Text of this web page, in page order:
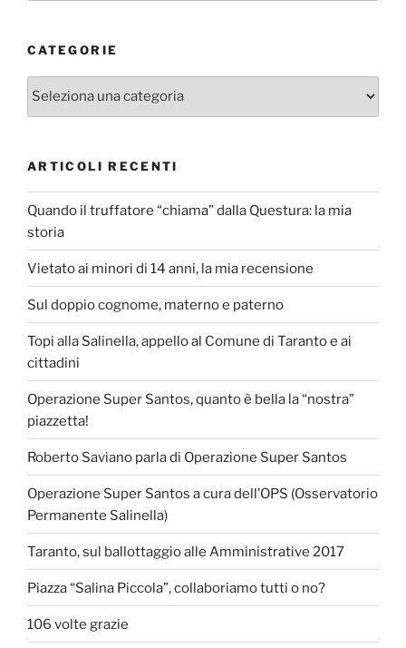
CATEGORIE
Categorie
ARTICOLI RECENTI
Quando il truffatore “chiama” dalla Questura: la mia
storia
Vietato ai minori di 14 anni, la mia recensione
Sul doppio cognome, materno e paterno
Topi alla Salinella, appello al Comune di Taranto e ai
cittadini
Operazione Super Santos, quanto è bella la “nostra”
piazzetta!
Roberto Saviano parla di Operazione Super Santos
Operazione Super Santos a cura dell’OPS (Osservatorio
Permanente Salinella)
Taranto, sul ballottaggio alle Amministrative 2017
Piazza “Salina Piccola”, collaboriamo tutti o no?
106 volte grazie